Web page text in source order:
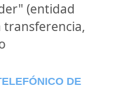
(entidad
transferencia,
DE